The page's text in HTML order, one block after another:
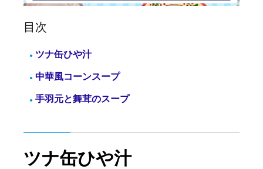
目次
ツナ缶ひや汁
中華風コーンスープ
手羽元と舞茸のスープ
ツナ缶ひや汁